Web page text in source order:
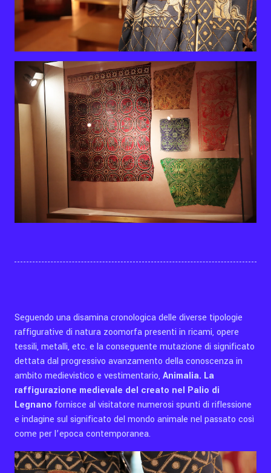
Seguendo una disamina cronologica delle diverse tipologie
raffigurative di natura zoomorfa presenti in ricami, opere
tessili, metalli, etc. e la conseguente mutazione di significato
dettata dal progressivo avanzamento della conoscenza in
ambito medievistico e vestimentario, Animalia. La
raffigurazione medievale del creato nel Palio di
Legnano fornisce al visitatore numerosi spunti di riflessione
e indagine sul significato del mondo animale nel passato così
come per l’epoca contemporanea.